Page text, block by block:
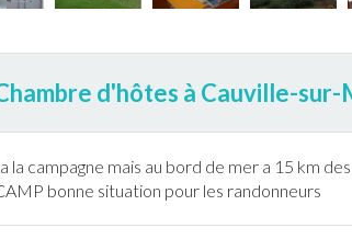
d'hôtes à Cauville-sur-
la campagne mais au bord de mer a 15 km
bonne situation pour les randonneurs